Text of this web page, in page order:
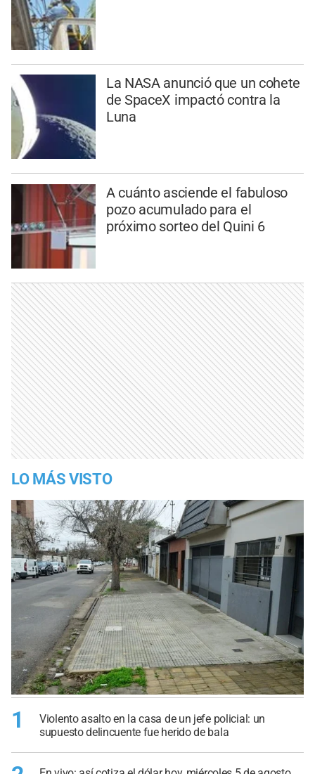
La NASA anunció que un cohete
de SpaceX impactó contra la
Luna
A cuánto asciende el fabuloso
pozo acumulado para el
próximo sorteo del Quini 6
LO MÁS VISTO
1
Violento asalto en la casa de un jefe policial: un
supuesto delincuente fue herido de bala